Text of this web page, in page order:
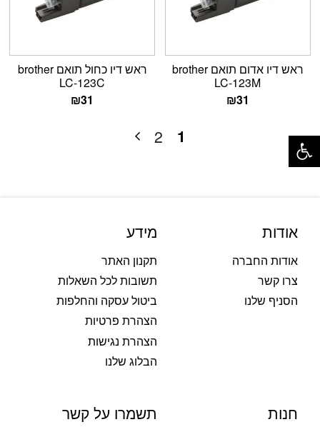
ראש דיו אדום תואם brother
LC-123M
₪31
ראש דיו כחול תואם brother
LC-123C
₪31
1
2
אודות
אודות החברה
צרו קשר
הסניף שלנו
מידע
תקנון האתר
תשובות לכל השאלות
ביטול עסקה והחלפות
הצהרת פרטיות
הצהרת נגישות
הבלוג שלנו
חנות תשמרו על קשר
פתח סרגל נגישות